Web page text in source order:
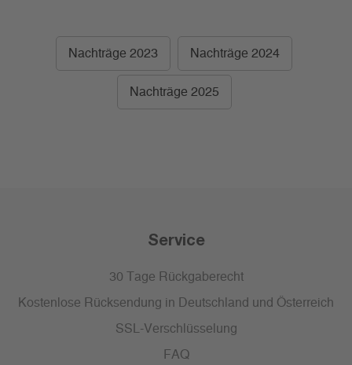
Nachträge 2023 Nachträge 2024
Nachträge 2025
Service
30 Tage Rückgaberecht
Kostenlose Rücksendung in Deutschland und Österreich
SSL-Verschlüsselung
FAQ